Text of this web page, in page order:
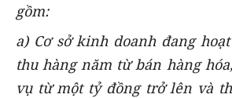
gồm:
a) Cơ sở kinh doanh đang
thu hàng năm từ bán hàng
vụ từ một tỷ đồng trở lên và